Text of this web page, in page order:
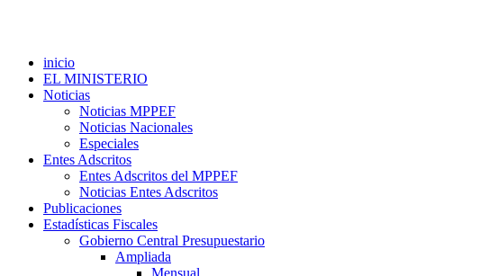
inicio
EL MINISTERIO
Noticias
Noticias MPPEF
Noticias Nacionales
Especiales
Entes Adscritos
Entes Adscritos del MPPEF
Noticias Entes Adscritos
Publicaciones
Estadísticas Fiscales
Gobierno Central Presupuestario
Ampliada
Mensual